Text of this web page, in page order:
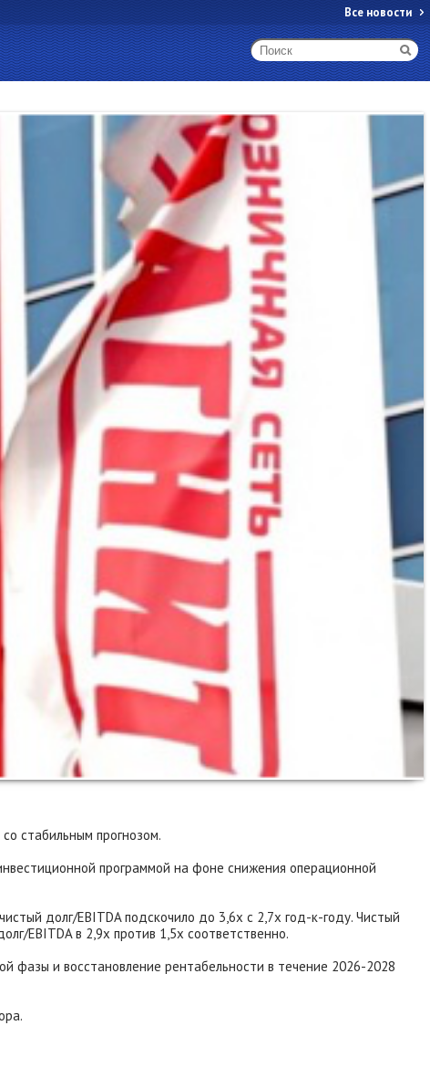
Все новости
стабильным прогнозом.
программой на фоне снижения операционной
долг/EBITDA подскочило до 3,6х с 2,7х год-к-году. Чистый
EBITDA в 2,9х против 1,5х соответственно.
фазы и восстановление рентабельности в течение 2026-2028